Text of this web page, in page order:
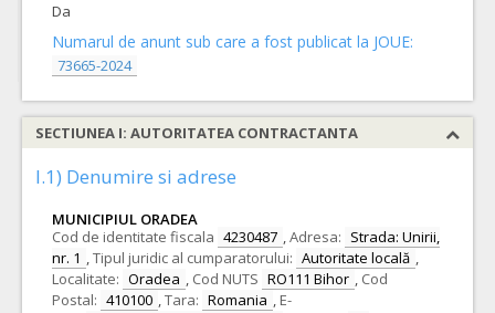
Da
Numarul de anunt sub care a fost publicat la JOUE:
73665-2024
SECTIUNEA I: AUTORITATEA CONTRACTANTA
I.1) Denumire si adrese
MUNICIPIUL ORADEA
Cod de identitate fiscala 4230487 ,Adresa: Strada: Unirii,
nr. 1 ,Tipul juridic al cumparatorului: Autoritate locală ,
Localitate: Oradea , Cod NUTS RO111 Bihor , Cod
Postal: 410100 ,Tara: Romania , E-